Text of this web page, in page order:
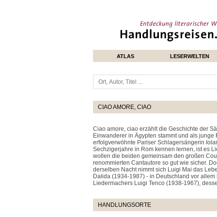
ATLAS LESERWELTEN
CIAO AMORE, CIAO
Ciao amore, ciao erzählt die Geschichte der
Einwanderer in Ägypten stammt und als
erfolgverwöhnte Pariser Schlagersängerin
Sechzigerjahre in Rom kennen lernen, ist es
wollen die beiden gemeinsam den großen
renommierten Cantautore so gut wie sicher.
derselben Nacht nimmt sich Luigi Mai das
Dalida (1934-1987) - in Deutschland vor
Liedermachers Luigi Tenco (1938-1967),
HANDLUNGSORTE